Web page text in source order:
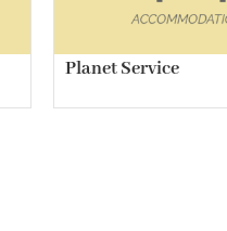
Planet Service